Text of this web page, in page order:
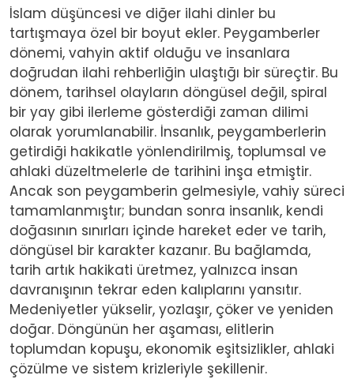
İslam düşüncesi ve diğer ilahi dinler bu
tartışmaya özel bir boyut ekler. Peygamberler
dönemi, vahyin aktif olduğu ve insanlara
doğrudan ilahi rehberliğin ulaştığı bir süreçtir. Bu
dönem, tarihsel olayların döngüsel değil, spiral
bir yay gibi ilerleme gösterdiği zaman dilimi
olarak yorumlanabilir. İnsanlık, peygamberlerin
getirdiği hakikatle yönlendirilmiş, toplumsal ve
ahlaki düzeltmelerle de tarihini inşa etmiştir.
Ancak son peygamberin gelmesiyle, vahiy süreci
tamamlanmıştır; bundan sonra insanlık, kendi
doğasının sınırları içinde hareket eder ve tarih,
döngüsel bir karakter kazanır. Bu bağlamda,
tarih artık hakikati üretmez, yalnızca insan
davranışının tekrar eden kalıplarını yansıtır.
Medeniyetler yükselir, yozlaşır, çöker ve yeniden
doğar. Döngünün her aşaması, elitlerin
toplumdan kopuşu, ekonomik eşitsizlikler, ahlaki
çözülme ve sistem krizleriyle şekillenir.